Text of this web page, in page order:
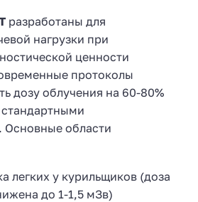
разработаны для
нагрузки при
ценности
протоколы
дозу облучения на 60-80%
Основные области
легких у курильщиков (доза
до 1-1,5 мЗв)